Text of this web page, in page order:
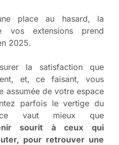
place au hasard, la
vos extensions prend
2025.
la satisfaction que
et, ce faisant, vous
assumée de votre espace
parfois le vertige du
vaut mieux que
sourit à ceux qui
pour retrouver une